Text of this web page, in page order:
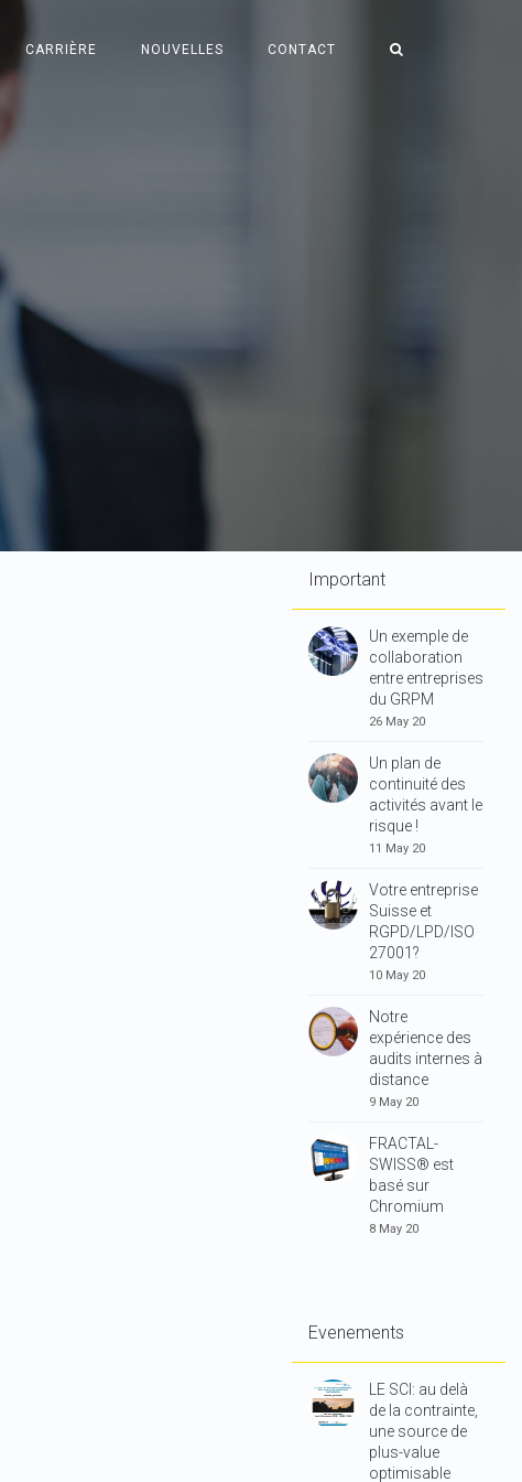
CARRIÈRE NOUVELLES CONTACT
Important
Un exemple de
collaboration
entre entreprises
du GRPM
26 May 20
Un plan de
continuité des
activités avant le
risque !
11 May 20
Votre entreprise
Suisse et
RGPD/LPD/ISO
27001?
10 May 20
Notre
expérience des
audits internes à
distance
9 May 20
FRACTAL-
SWISS® est
basé sur
Chromium
8 May 20
Evenements
LE SCI: au delà
de la contrainte,
une source de
plus-value
optimisable